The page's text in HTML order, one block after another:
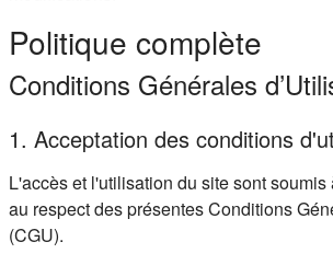
Politique complète
Conditions Générales
1. Acceptation des conditions
L'accès et l'utilisation du site sont
au respect des présentes Conditions
(CGU).